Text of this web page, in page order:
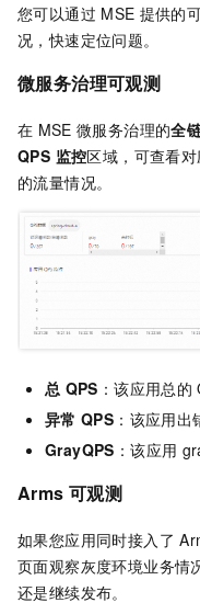
您可以通过 MSE 提供的
况，快速定位问题。
微服务治理可观测
在 MSE 微服务治理的全
QPS 监控区域，可查看
的流量情况。
总 QPS ：该应用总的
异常 QPS ：该应用出
GrayQPS ：该应用
Arms 可观测
如果您应用同时接入了
页面观察灰度环境业务情
还是继续发布。